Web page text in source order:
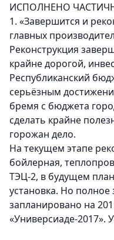
ИСПОЛНЕНО
1. «Завершится и
главных
Реконструкция
крайне дорогой,
Республиканский
серьёзным
бремя с бюджета
сделать крайне
горожан дело.
На текущем этапе
бойлерная,
ТЭЦ-2, в будущем
установка. Но
запланировано на
«Универсиаде-2017».